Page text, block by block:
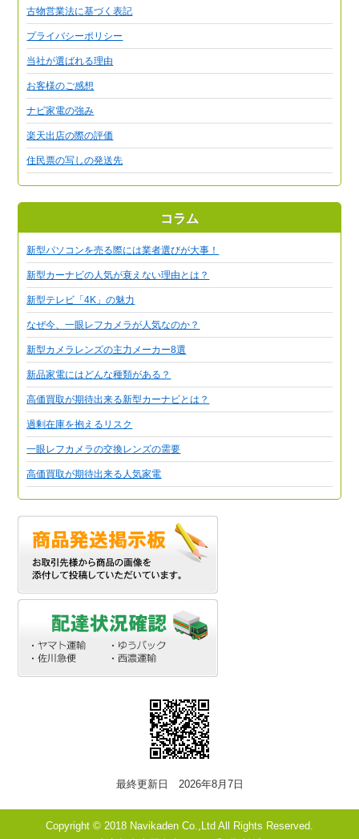
古物営業法に基づく表記
プライバシーポリシー
当社が選ばれる理由
お客様のご感想
ナビ家電の強み
楽天出店の際の評価
住民票の写しの発送先
コラム
新型パソコンを売る際には業者選びが大事！
新型カーナビの人気が衰えない理由とは？
新型テレビ「4K」の魅力
なぜ今、一眼レフカメラが人気なのか？
新型カメラレンズの主力メーカー8選
新品家電にはどんな種類がある？
高価買取が期待出来る新型カーナビとは？
過剰在庫を抱えるリスク
一眼レフカメラの交換レンズの需要
高価買取が期待出来る人気家電
最終更新日 2026年8月7日
Copyright © 2018 Navikaden Co.,Ltd All Rights Reserved.